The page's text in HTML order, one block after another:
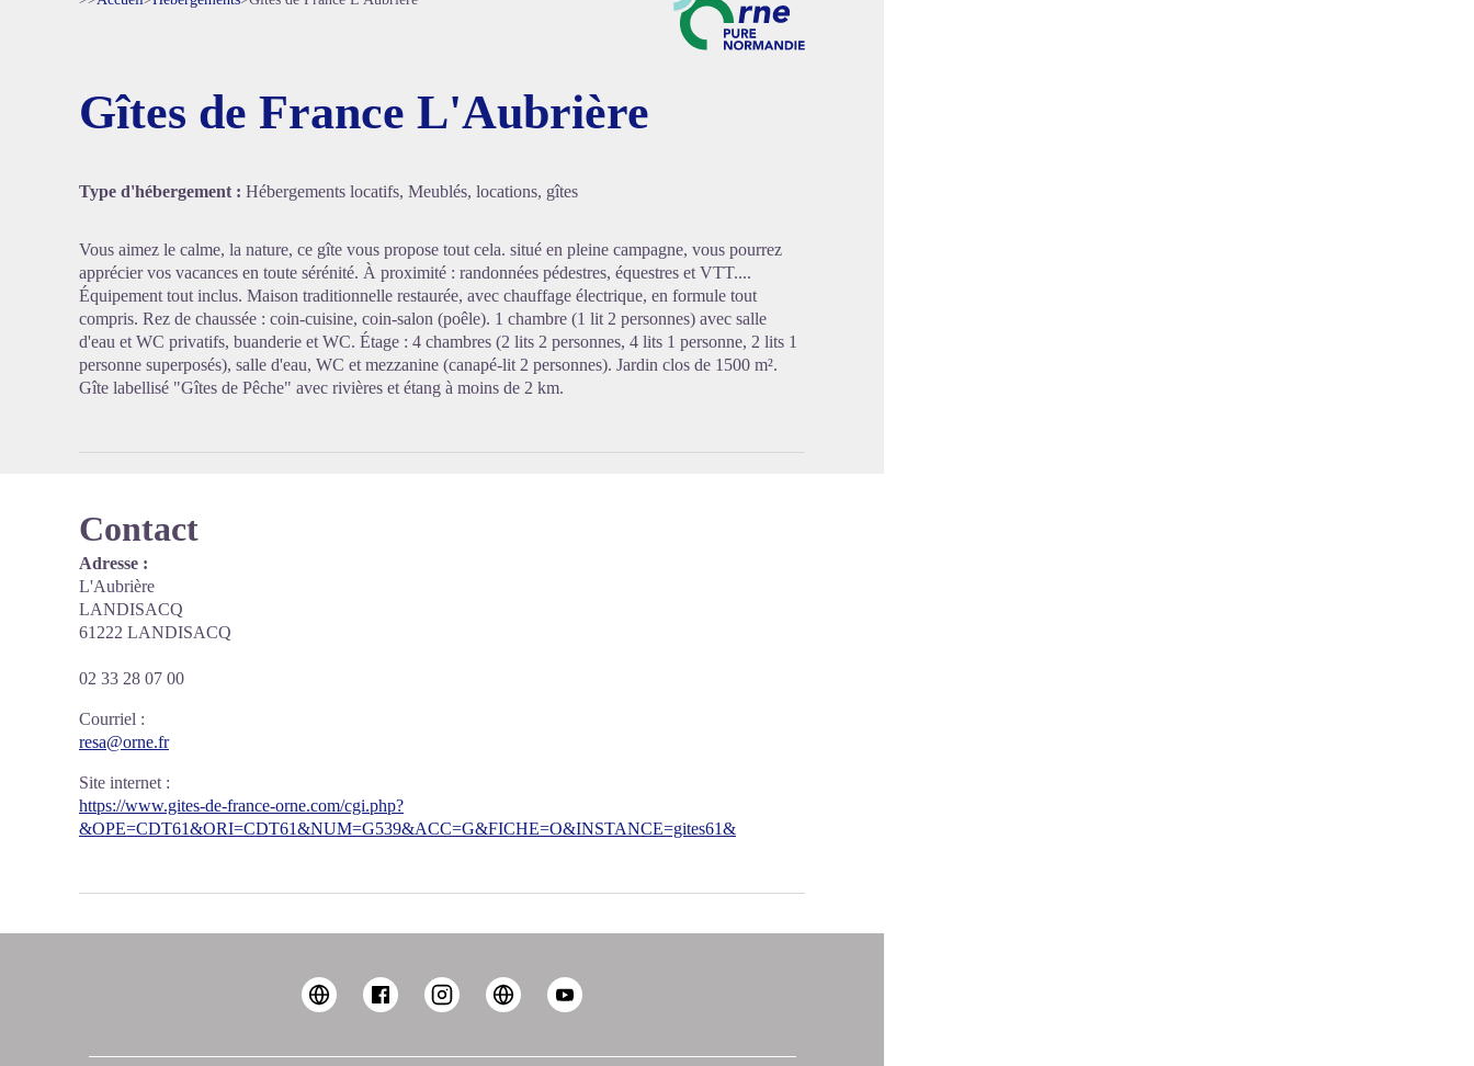
Voir l'image en plein écran
Gîtes de France L'Aubrière
Type d'hébergement : Hébergements locatifs, Meublés, locations, gîtes
Vous aimez le calme, la nature, ce gîte vous propose tout cela. situé en pleine campagne, vous pourrez
apprécier vos vacances en toute sérénité. À proximité : randonnées pédestres, équestres et VTT....
Équipement tout inclus. Maison traditionnelle restaurée, avec chauffage électrique, en formule tout
compris. Rez de chaussée : coin-cuisine, coin-salon (poêle). 1 chambre (1 lit 2 personnes) avec salle
d'eau et WC privatifs, buanderie et WC. Étage : 4 chambres (2 lits 2 personnes, 4 lits 1 personne, 2 lits 1
personne superposés), salle d'eau, WC et mezzanine (canapé-lit 2 personnes). Jardin clos de 1500 m².
Gîte labellisé "Gîtes de Pêche" avec rivières et étang à moins de 2 km.
Contact
Adresse :
L'Aubrière
LANDISACQ
61222 LANDISACQ
02 33 28 07 00
Courriel :
resa@orne.fr
Site internet :
https://www.gites-de-france-orne.com/cgi.php?
&OPE=CDT61&ORI=CDT61&NUM=G539&ACC=G&FICHE=O&INSTANCE=gites61&